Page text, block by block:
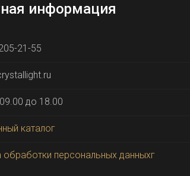
информация
21-55
до 18.00
каталог
обработки персональных данныхг